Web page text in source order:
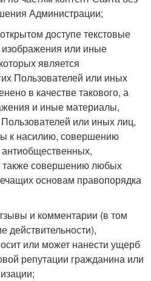
Администрации;
доступе текстовые
или иные
является
Пользователей или иных
в качестве такового, а
и иные материалы,
или иных лиц,
к насилию, совершению
также совершению любых
основам правопорядка
и комментарии (в том
действительности),
или может нанести ущерб
репутации гражданина или